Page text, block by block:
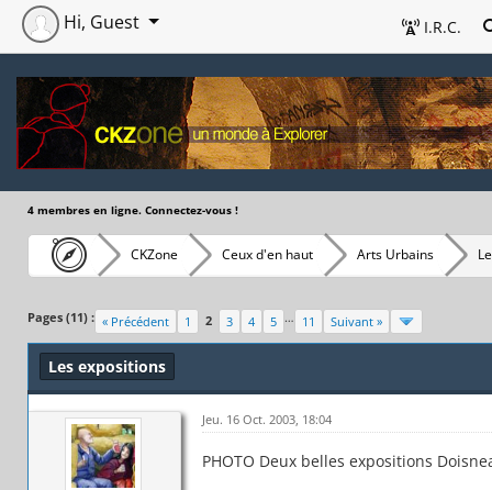
I.R.C.
Hi, Guest
4 membres en ligne. Connectez-vous !
CKZone Ceux d'en haut Arts Urbains
Pages (11) : « Précédent 1 2 3 4 5 … 11 Suivant »
Les expositions
Jeu. 16 Oct. 2003, 18:04
PHOTO Deux belles expositions